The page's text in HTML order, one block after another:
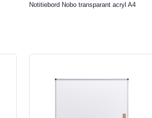
Notitiebord Nobo transparant acryl A4